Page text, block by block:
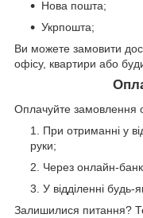
Нова пошта;
Укрпошта;
Ви можете замовити
офісу, квартири або
Оплачуйте замовлення
При отриманні у
руки;
Через онлайн-
У відділенні будь-
Залишилися питання?